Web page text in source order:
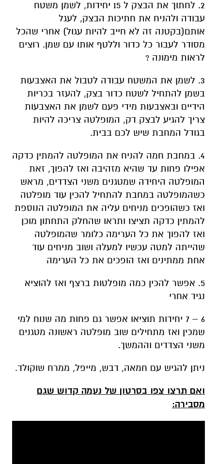
2. לחתוך את הבצק ל 15 יחידות, לשמן משטח
עבודה ולהניח את חתיכות הבצק, לעגל
אותם(בקטנה זה לא חייב להיות עגול) אחרי שהכל
מסודר לעבור כל כדור וללטף אותו עם שמן. רוצים
לראות מימונה ?
3. לשמן את המשטח עבודה לטבול את האצבעות
בשמן להתחיל לשטח כדור בצק, להעזר בכריות
הידיים ובאצבעות מידי פעם לשמן את האצבעות
צריך להגיע לבצק דק, המופלטה צריכה להיות
בגודל המחבת שיש לכם בבית.
4. במחבת חמה להניח את המופלטה להמתין כדקה
אפילו פחות עד שהיא מזהיבה ואז להפוך, זאת
המופלטה היחידה שמטגנים משני הצדדים, מראש
כשהמופלטה במחבת להתחיל להכין עוד מופלטה
ואז כשהופכים מניחים עליה את המופלטה הנוספת
להמתין כדקה תציצו ותראו שהחלק התחתון מוכן
ואז להפוך את כל הערימה כלומר שהמופלטה
שהייתה למטה עכשיו למעלה ושוב מניחים עוד
אחת ממתינים ואז הופכים את כל הערימה
5. אפשר להכין כמה מופלטות ברצף ואז להוציא
נגיד אחרי
6 – 7 יחידות תוציאו אפשר גם פחות מה שנוח למי
שמכין ואז מתחילים שוב מופלטה ראשונה מטגנים
משני הצדדים וההמשך.
ניתן להגיש עם חמאה, דבש, מייפל, ממרח שוקולד.
ואם תרצו צפו בסרטון של נעמה קדוש שגם
מסבירה: